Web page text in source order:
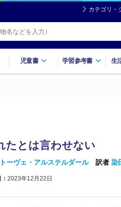
カテゴリ・
児童書 学習参考書 生
たとは言わせない
トーヴェ・アルステルダール 訳者 染
2023年12月22日